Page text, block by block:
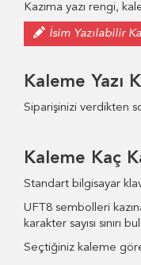
Kazıma yazı rengi,
İsim Yazılabilir
Kaleme Yazı
Siparişinizi verdikten
Kaleme Kaç
Standart bilgisayar
UFT8 sembolleri
karakter sayısı sınırı
Seçtiğiniz kaleme